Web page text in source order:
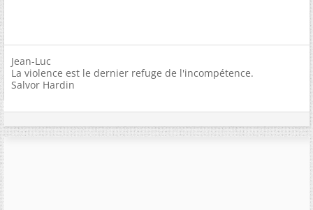
Jean-Luc
La violence est le dernier refuge de l'incompétence.
Salvor Hardin